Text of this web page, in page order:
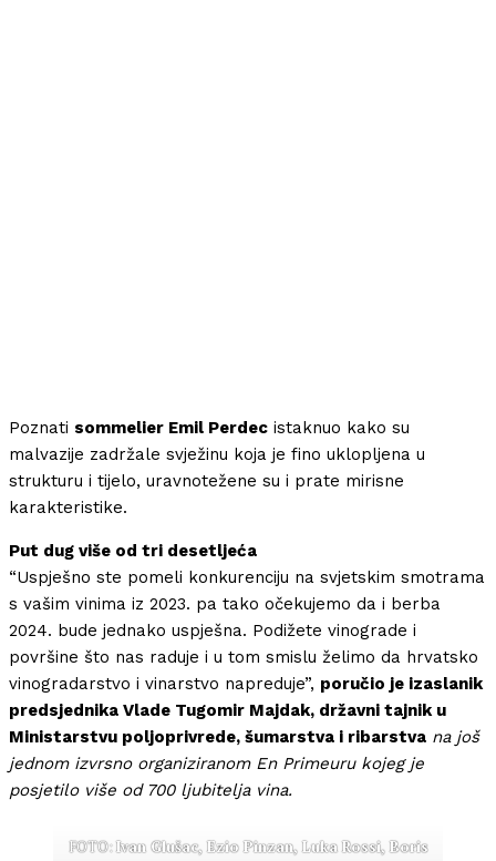
Poznati sommelier Emil Perdec istaknuo kako su
malvazije zadržale svježinu koja je fino uklopljena u
strukturu i tijelo, uravnotežene su i prate mirisne
karakteristike.
Put dug više od tri desetljeća
“Uspješno ste pomeli konkurenciju na svjetskim smotrama
s vašim vinima iz 2023. pa tako očekujemo da i berba
2024. bude jednako uspješna. Podižete vinograde i
površine što nas raduje i u tom smislu želimo da hrvatsko
vinogradarstvo i vinarstvo napreduje”, poručio je izaslanik
predsjednika Vlade Tugomir Majdak, državni tajnik u
Ministarstvu poljoprivrede, šumarstva i ribarstva na još
jednom izvrsno organiziranom En Primeuru kojeg je
posjetilo više od 700 ljubitelja vina.
FOTO:Ivan Glušac, Ezio Pinzan, Luka Rossi, Boris